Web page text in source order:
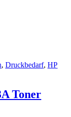
, Druckbedarf, HP
Toner